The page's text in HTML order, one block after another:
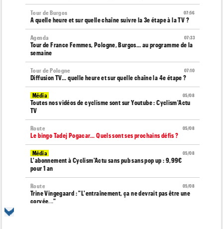
07:56
Tour de Burgos
A quelle heure et sur quelle chaîne suivre la 3e étape à la TV ?
07:33
Agenda
Tour de France Femmes, Pologne, Burgos… au programme de la
semaine
07:10
Tour de Pologne
Diffusion TV... quelle heure et sur quelle chaîne la 4e étape ?
05/08
Média
Toutes nos vidéos de cyclisme sont sur Youtube : Cyclism'Actu
TV
05/08
Route
Le bingo Tadej Pogacar... Quels sont ses prochains défis ?
05/08
Média
L'abonnement à Cyclism'Actu sans pub sans pop up : 9,99€
pour 1 an
05/08
Route
Trine Vingegaard : "L'entraînement, ça ne devrait pas être une
corvée..."